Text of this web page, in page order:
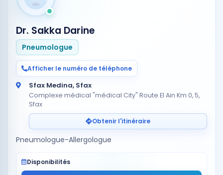
Dr. Sakka Darine
Pneumologue
Afficher le numéro de téléphone
Sfax Medina, Sfax
Complexe médical "médical City" Route El Ain Km 0, 5,
Sfax
Obtenir l'itinéraire
Pneumologue-Allergologue
Disponibilités